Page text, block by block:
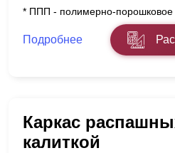
* ППП - полимерно-порошковое
Подробнее
Каркас
калиткой